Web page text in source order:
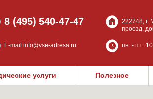
8 (495) 540-47-47
222748, г.
проезд,
E-mail:info@vse-adresa.ru пн. - пт.:
услуги Полезное